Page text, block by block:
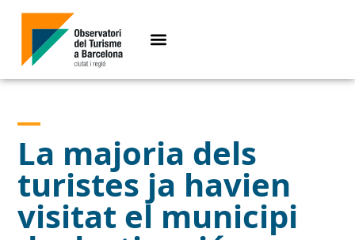
La majoria dels
turistes ja havien
visitat el municipi